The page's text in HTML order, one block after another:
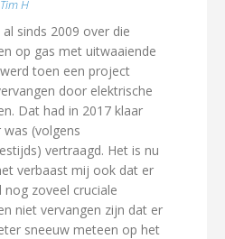
Tim H
sinds 2009 over die
op gas met uitwaaiende
toen een project
door elektrische
Dat had in 2017 klaar
(volgens
vertraagd. Het is nu
verbaast mij ook dat er
zoveel cruciale
niet vervangen zijn dat er
sneeuw meteen op het